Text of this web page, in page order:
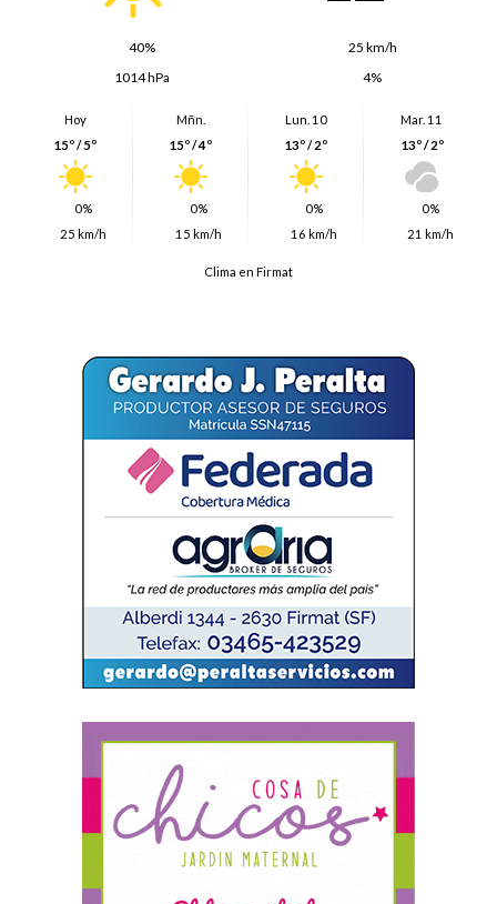
40%
25 km/h
1014 hPa
4%
Hoy
15º / 5º
0%
25 km/h
Mñn.
15º / 4º
0%
15 km/h
Lun. 10
13º / 2º
0%
16 km/h
Mar. 11
13º / 2º
0%
21 km/h
Clima en Firmat